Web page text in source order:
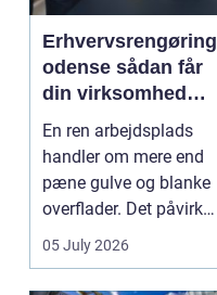
Erhvervsrengøring
odense sådan får
din virksomhed
mest værdi for
pengene
En ren arbejdsplads
handler om mere end
pæne gulve og blanke
overflader. Det påvirker
både arbejdsmi...
05 July 2026